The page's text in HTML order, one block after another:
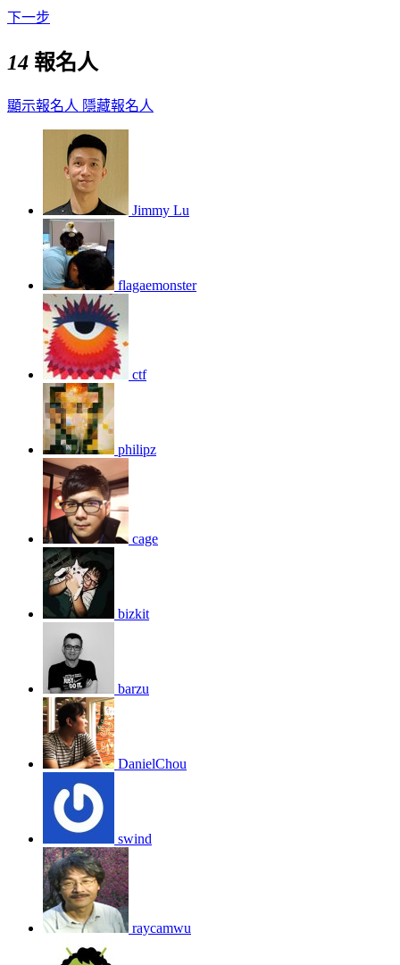
下一步
14 報名人
顯示報名人 隱藏報名人
Jimmy Lu
flagaemonster
ctf
philipz
cage
bizkit
barzu
DanielChou
swind
raycamwu